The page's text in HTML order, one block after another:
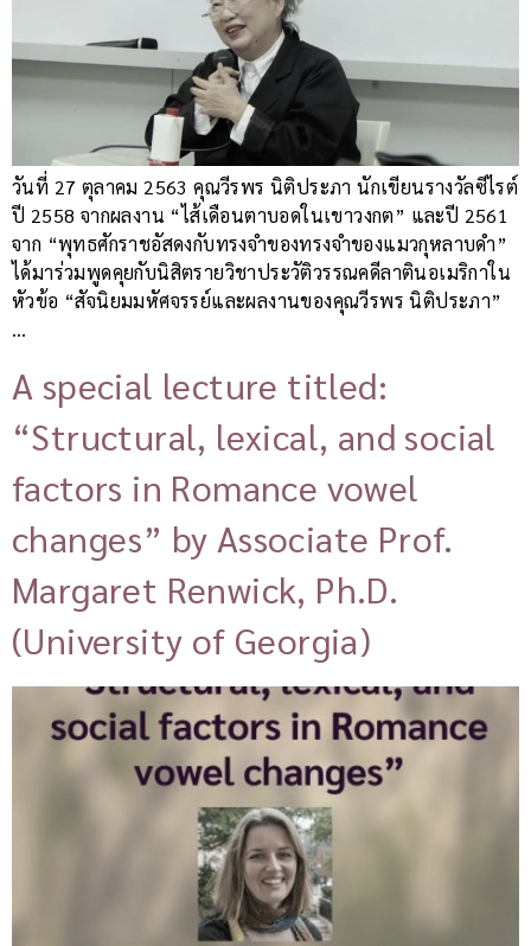
วันที่ 27 ตุลาคม 2563 คุณวีรพร นิติประภา นักเขียนรางวัลซีไรต์
ปี 2558 จากผลงาน “ไส้เดือนตาบอดในเขาวงกต” และปี 2561
จาก “พุทธศักราชอัสดงกับทรงจำของทรงจำของแมวกุหลาบดำ”
ได้มาร่วมพูดคุยกับนิสิตรายวิชาประวัติวรรณคดีลาตินอเมริกาใน
หัวข้อ “สัจนิยมมหัศจรรย์และผลงานของคุณวีรพร นิติประภา”
…
A special lecture titled:
“Structural, lexical, and social
factors in Romance vowel
changes” by Associate Prof.
Margaret Renwick, Ph.D.
(University of Georgia)